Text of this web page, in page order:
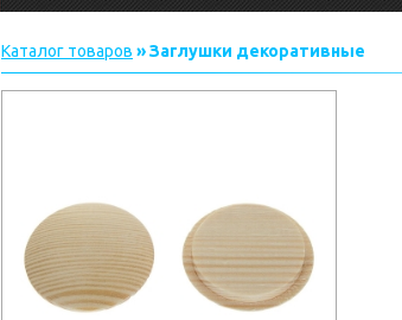
Каталог товаров » Заглушки декоративные